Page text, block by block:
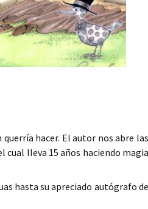
hacer. El autor nos abre las
cual lleva 15 años haciendo magia
hasta su apreciado autógrafo de